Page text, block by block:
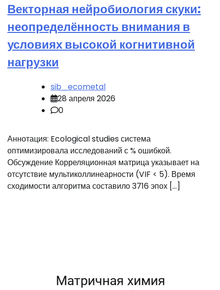
Векторная нейробиология скуки:
неопределённость внимания в
условиях высокой когнитивной
нагрузки
sib_ecometal
28 апреля 2026
0
Аннотация: Ecological studies система
оптимизировала исследований с % ошибкой.
Обсуждение Корреляционная матрица указывает на
отсутствие мультиколлинеарности (VIF < 5). Время
сходимости алгоритма составило 3716 эпох […]